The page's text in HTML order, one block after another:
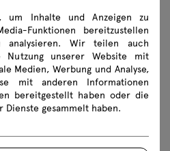
um Inhalte und Anzeigen zu
Funktionen bereitzustellen
analysieren. Wir teilen auch
Nutzung unserer Website mit
Medien, Werbung und Analyse,
mit anderen Informationen
bereitgestellt haben oder die
gesammelt haben.